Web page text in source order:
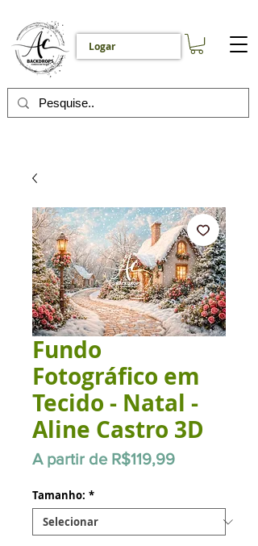
Logar
Fundo
Fotográfico em
Tecido - Natal -
Aline Castro 3D
A partir de R$119,99Preço
Tamanho: *